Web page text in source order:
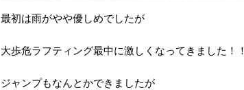
最初は雨がやや優しめでしたが
大歩危ラフティング最中に激しくなってきました！！
ジャンプもなんとかできましたが